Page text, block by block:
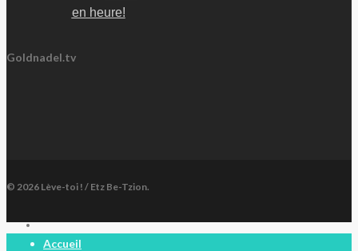
en heure!
Goldnadel.tv
© 2026 Lève-toi ! / Etz Be-Tzion.
facebook
Close
Accueil